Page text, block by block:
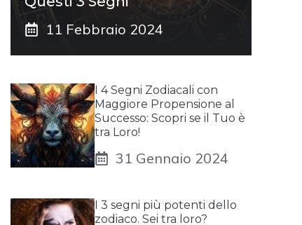
11 Febbraio 2024
I 4 Segni Zodiacali con
Maggiore Propensione al
Successo: Scopri se il Tuo è
tra Loro!
31 Gennaio 2024
I 3 segni più potenti dello
zodiaco. Sei tra loro?